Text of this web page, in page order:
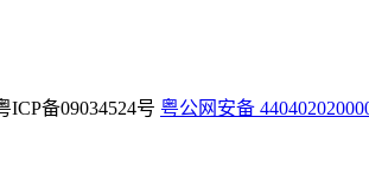
ICP备09034524号 粤公网安备